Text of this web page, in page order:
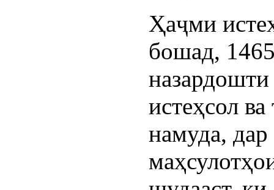
Ҳаҷми
бошад,
истеҳсол
намуда,